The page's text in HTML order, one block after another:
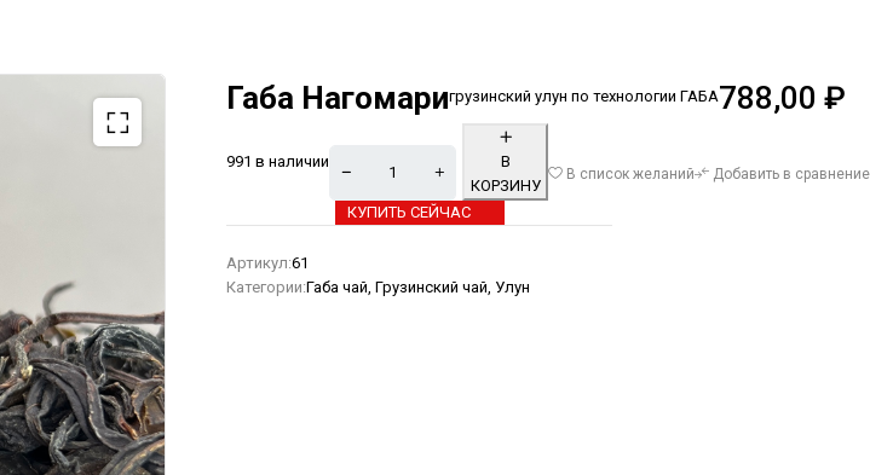
Габа Нагомаригрузинский улун по технологии ГАБА788,00 ₽
991 в наличии
В
КОРЗИНУ
КУПИТЬ СЕЙЧАС
В список желаний Добавить в сравнение
Артикул:61
Категории:Габа чай Грузинский чай Улун